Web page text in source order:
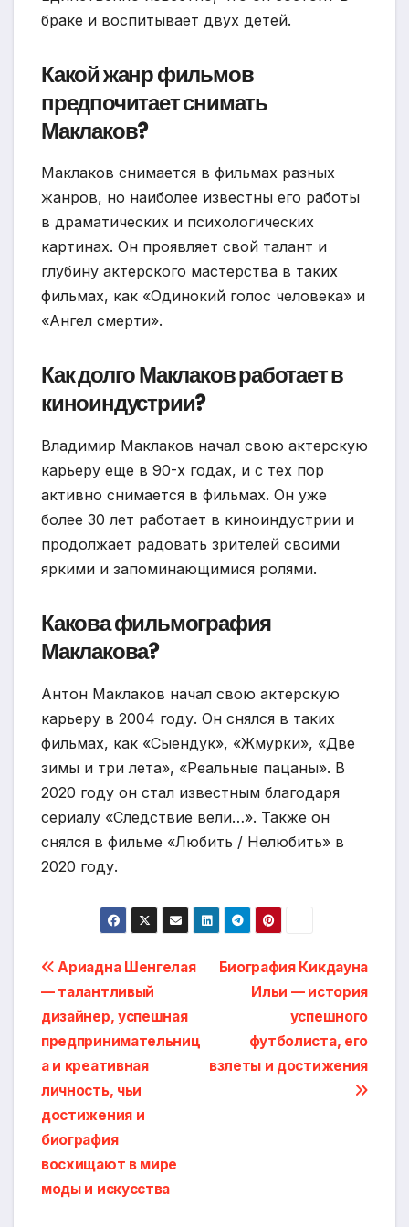
браке и воспитывает двух детей.
Какой жанр фильмов
предпочитает снимать
Маклаков?
Маклаков снимается в фильмах разных
жанров, но наиболее известны его работы
в драматических и психологических
картинах. Он проявляет свой талант и
глубину актерского мастерства в таких
фильмах, как «Одинокий голос человека» и
«Ангел смерти».
Как долго Маклаков работает в
киноиндустрии?
Владимир Маклаков начал свою актерскую
карьеру еще в 90-х годах, и с тех пор
активно снимается в фильмах. Он уже
более 30 лет работает в киноиндустрии и
продолжает радовать зрителей своими
яркими и запоминающимися ролями.
Какова фильмография
Маклакова?
Антон Маклаков начал свою актерскую
карьеру в 2004 году. Он снялся в таких
фильмах, как «Сыендук», «Жмурки», «Две
зимы и три лета», «Реальные пацаны». В
2020 году он стал известным благодаря
сериалу «Следствие вели…». Также он
снялся в фильме «Любить / Нелюбить» в
2020 году.
Навигация
по
записям
Биография Кикдауна
Ильи — история
успешного
футболиста, его
взлеты и достижения
Ариадна Шенгелая
— талантливый
дизайнер, успешная
предпринимательниц
а и креативная
личность, чьи
достижения и
биография
восхищают в мире
моды и искусства